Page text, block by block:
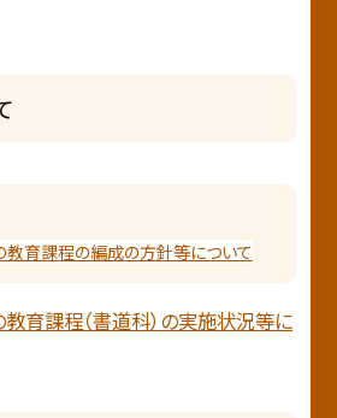
育課程の編成の方針等について
育課程（書道科）の実施状況等に